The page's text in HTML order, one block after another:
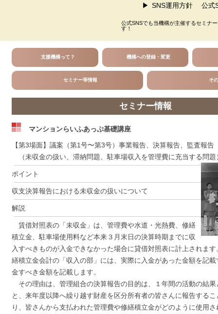
SNS運用方針 公式
公式SNSでも当機構が主催するセミナ
す！
支援機構って？ 機構への登録・変更
セミナー等情報 そ
セミナー情報
マンションらいふあっぷ基礎講座
【第3場面】議案（第1号〜第3号）事業報告、決算報告、監査報告
（未収金の扱い、滞納問題、駐車場収入を管理費に充当する問題
ポイント
収支決算報告における未収金の扱いについて
解説
賃借対照表の「未収金」は、管理費や水道・光熱費、修繕
積立金、駐車場使用料など本来３月末日の決算時期までに収
入すべきものが入金できなかった場合に貸借対照表に計上されま
繕積立金会計の「収入の部」には、実際に入金があった金額を記
金すべき金額を記載します。
その理由は、管理組合の決算報告の目的は、１年間の活動の結果
と、来年度以降へ繰り越す財産を区分所有者の皆さんに報告する
り、皆さんから支払われた管理費や修繕積立金がどのように使用